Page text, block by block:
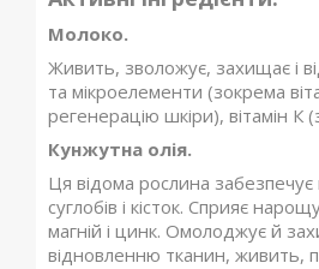
Молоко.
Живить, зволожує, захищає і
та мікроелементи (зокрема
регенерацію шкіри), вітамін К
Кунжутна олія.
Ця відома рослина
суглобів і кісток. Сприяє
магній і цинк. Омолоджує й
відновленню тканин, живить,